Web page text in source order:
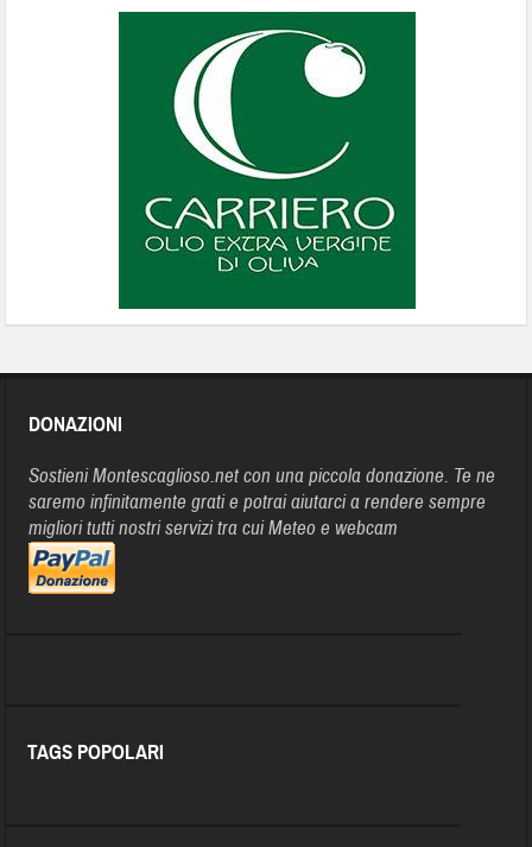
DONAZIONI
Sostieni Montescaglioso.net con una piccola donazione. Te ne
saremo infinitamente grati e potrai aiutarci a rendere sempre
migliori tutti nostri servizi tra cui Meteo e webcam
TAGS POPOLARI